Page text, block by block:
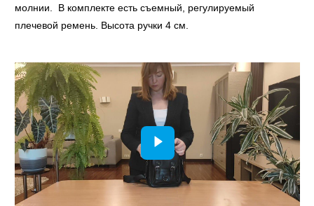
молнии. В комплекте есть съемный, регулируемый
плечевой ремень. Высота ручки 4 см.